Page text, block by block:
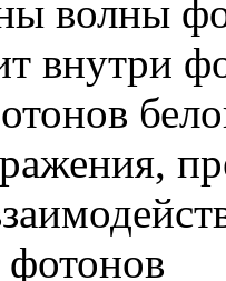
волны
внутри